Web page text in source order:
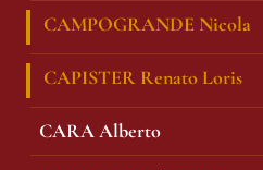
CAMPOGRANDE Nicola
CAPISTER Renato Loris
CARA Alberto